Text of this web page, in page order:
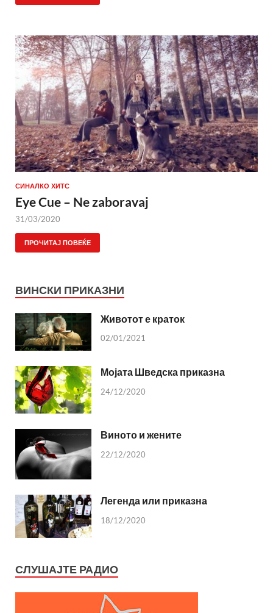
СИНАЛКО ХИТС
Eye Cue – Ne zaboravaj
31/03/2020
ПРОЧИТАЈ ПОВЕЌЕ
ВИНСКИ ПРИКАЗНИ
Животот е краток
02/01/2021
Мојата Шведска приказна
24/12/2020
Виното и жените
22/12/2020
Легенда или приказна
18/12/2020
СЛУШАЈТЕ РАДИО